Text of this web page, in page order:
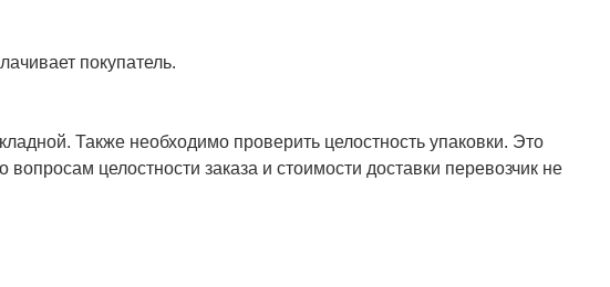
покупатель.
Также необходимо проверить целостность упаковки. Это
целостности заказа и стоимости доставки перевозчик не